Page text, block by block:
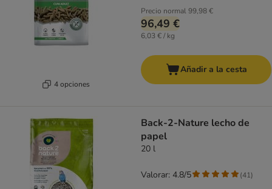
4 opciones
Precio normal99,98 €
96,49 €
6,03 € / kg
Añadir a la cesta
Back-2-Nature lecho de
papel
20 l
Valorar: 4.8/5 (41)